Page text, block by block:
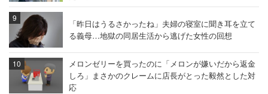
「昨日はうるさかったね」夫婦の寝室に聞き耳を立て
る義母…地獄の同居生活から逃げた女性の回想
メロンゼリーを買ったのに「メロンが嫌いだから返金
しろ」まさかのクレームに店長がとった毅然とした対
応